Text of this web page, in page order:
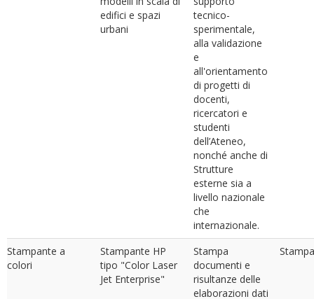
edifici e spazi
urbani
tecnico-
sperimentale,
alla validazione
e
all'orientamento
di progetti di
docenti,
ricercatori e
studenti
dell’Ateneo,
nonché anche di
Strutture
esterne sia a
livello nazionale
che
internazionale.
Stampante a
colori
Stampante HP
tipo "Color Laser
Jet Enterprise"
Stampa
documenti e
risultanze delle
elaborazioni dati